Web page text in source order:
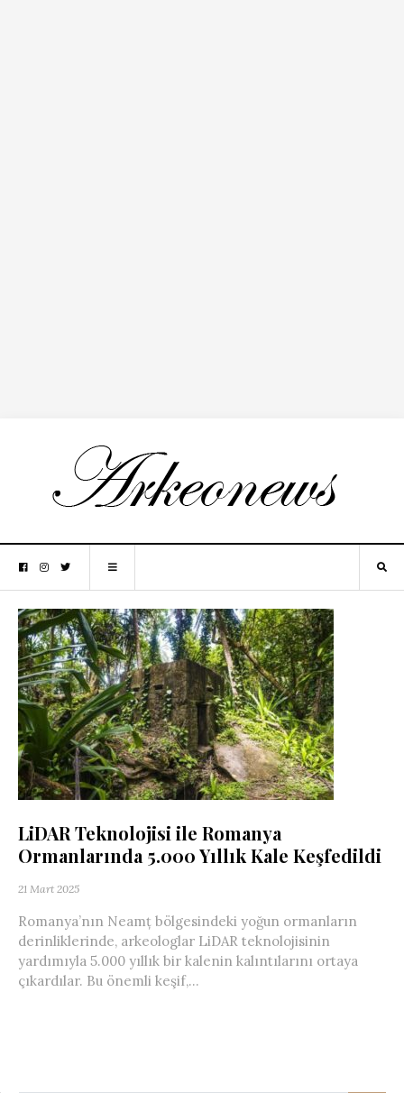
LiDAR Teknolojisi ile Romanya
Ormanlarında 5.000 Yıllık Kale Keşfedildi
21 Mart 2025
Romanya’nın Neamț bölgesindeki yoğun ormanların
derinliklerinde, arkeologlar LiDAR teknolojisinin
yardımıyla 5.000 yıllık bir kalenin kalıntılarını ortaya
çıkardılar. Bu önemli keşif,...